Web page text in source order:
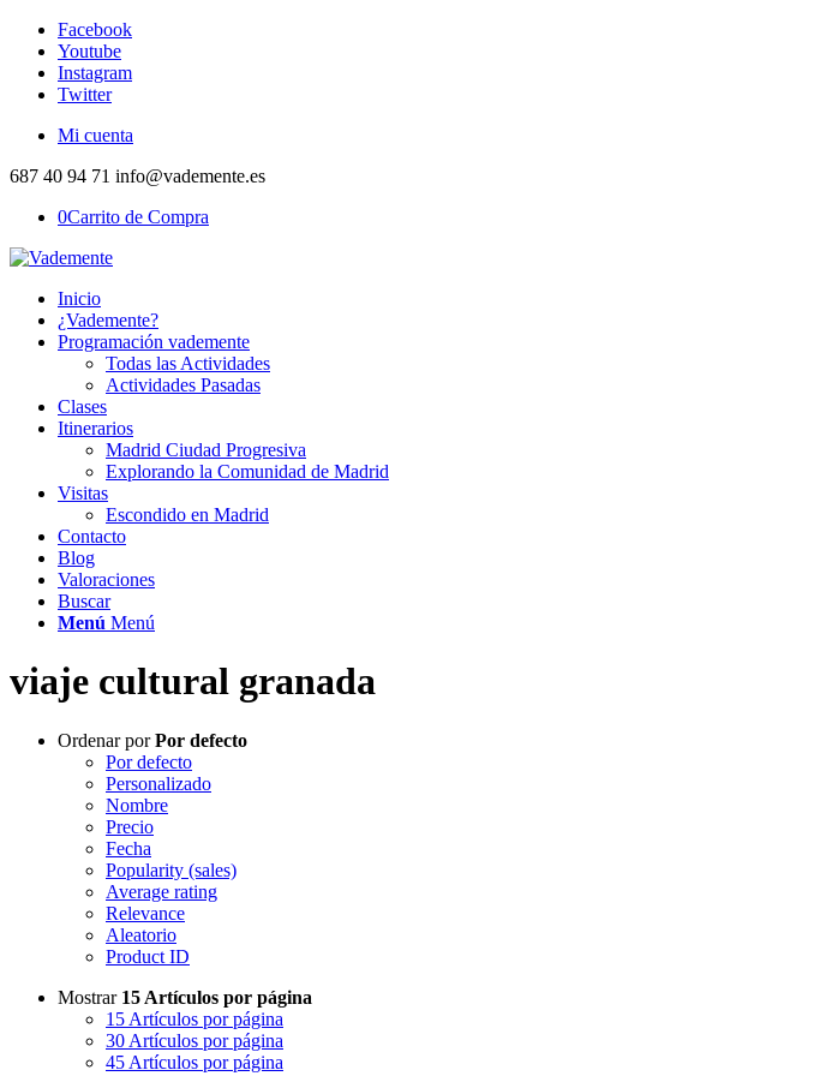
Facebook
Youtube
Instagram
Twitter
Mi cuenta
687 40 94 71 info@vademente.es
0Carrito de Compra
Inicio
¿Vademente?
Programación vademente
Todas las Actividades
Actividades Pasadas
Clases
Itinerarios
Madrid Ciudad Progresiva
Explorando la Comunidad de Madrid
Visitas
Escondido en Madrid
Contacto
Blog
Valoraciones
Buscar
Menú Menú
viaje cultural granada
Ordenar porPor defecto
Por defecto
Personalizado
Nombre
Precio
Fecha
Popularity (sales)
Average rating
Relevance
Aleatorio
Product ID
Mostrar 15 Artículos por página
15 Artículos por página
30 Artículos por página
45 Artículos por página